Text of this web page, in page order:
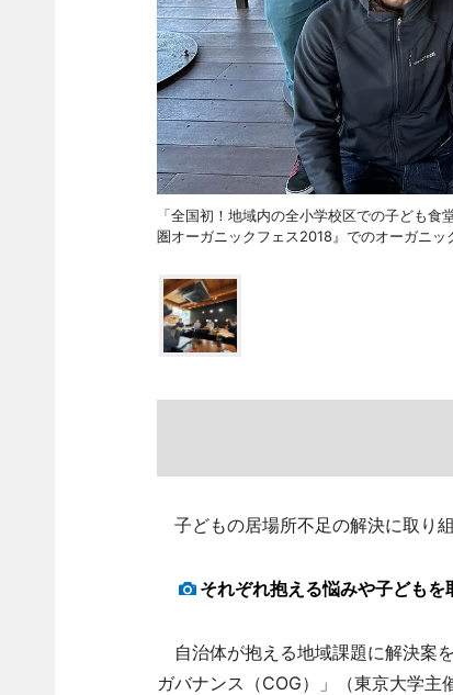
「全国初！地域内の全小学校区での子ども
圏オーガニックフェス2018』でのオーガニ
子どもの居場所不足の解決に取り
それぞれ抱える悩みや子ども
自治体が抱える地域課題に解決案
ガバナンス（COG）」（東京大学